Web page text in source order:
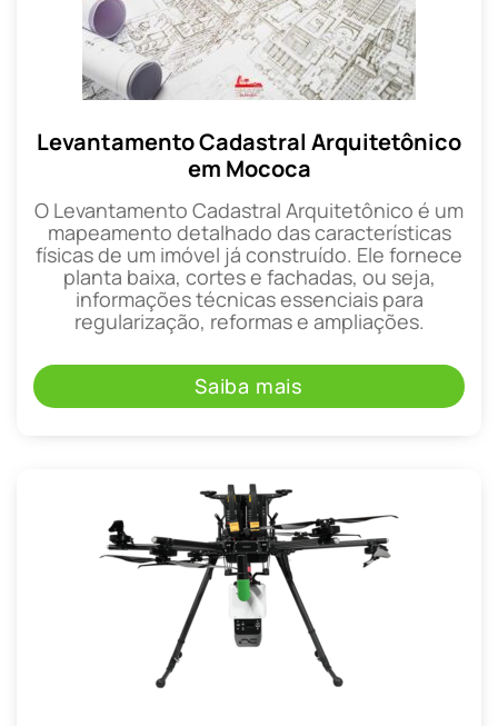
Levantamento Cadastral Arquitetônico
em Mococa
O Levantamento Cadastral Arquitetônico é um
mapeamento detalhado das características
físicas de um imóvel já construído. Ele fornece
planta baixa, cortes e fachadas, ou seja,
informações técnicas essenciais para
regularização, reformas e ampliações.
Saiba mais